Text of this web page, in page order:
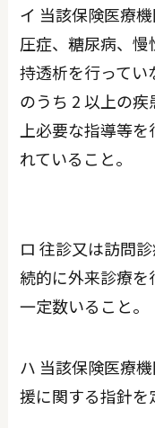
イ 当該保険医療
圧症、糖尿病、
持透析を行って
のうち 2 以上の
上必要な指導等
れていること。
ロ 往診又は訪問
続的に外来診療
一定数いること。
ハ 当該保険医療
援に関する指針を